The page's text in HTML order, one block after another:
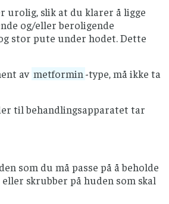
urolig, slik at du klarer å ligge
og/eller beroligende
stor pute under hodet. Dette
av metformin -type, må ikke ta
til behandlingsapparatet tar
som du må passe på å beholde
skrubber på huden som skal